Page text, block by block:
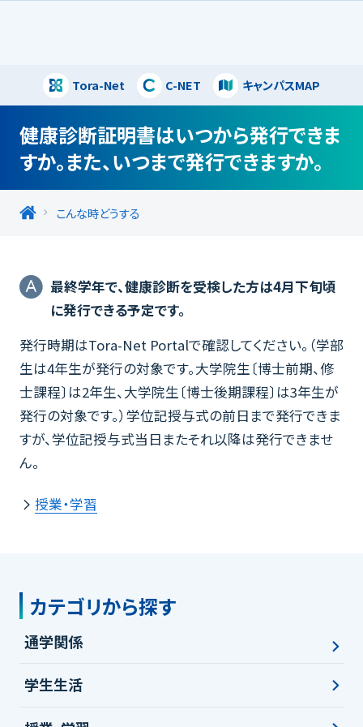
Tora-Net C-NET キャンパスMAP閉じる
健康診断証明書はいつから発行できま
すか。また、いつまで発行できますか。
こんな時どうする
最終学年で、健康診断を受検した方は4月下旬頃
に発行できる予定です。
発行時期はTora-Net Portalで確認してください。（学部
生は4年生が発行の対象です。大学院生〔博士前期、修
士課程〕は2年生、大学院生〔博士後期課程〕は3年生が
発行の対象です。）学位記授与式の前日まで発行できま
すが、学位記授与式当日またそれ以降は発行できませ
ん。
授業・学習
カテゴリから探す
通学関係
学生生活